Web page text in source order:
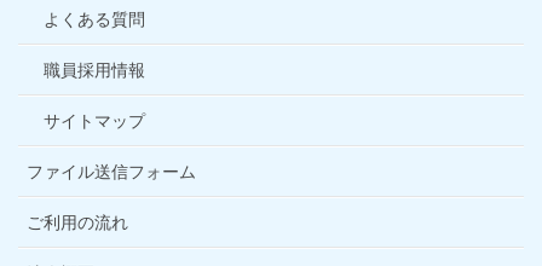
よくある質問
職員採用情報
サイトマップ
ファイル送信フォーム
ご利用の流れ